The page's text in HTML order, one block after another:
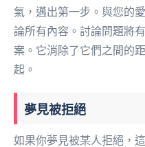
氣，邁出第一步。與您的
論所有內容。討論問題將
案。它消除了它們之間的
起。
夢見被拒絕
如果你夢見被某人拒絕，